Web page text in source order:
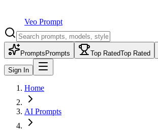
Veo Prompt
Prompts Prompts Top RatedTop Rated
Sign In
Home
AI Prompts